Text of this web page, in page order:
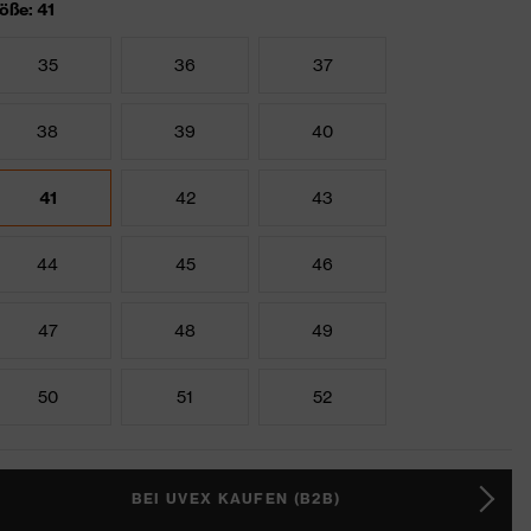
41
35 36 37
38 39 40
41 42 43
44 45 46
47 48 49
50 51 52
BEI UVEX KAUFEN (B2B)